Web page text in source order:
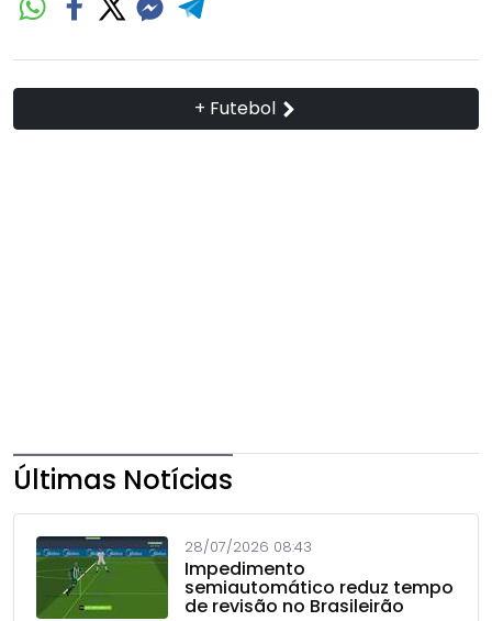
+ Futebol
Últimas Notícias
28/07/2026 08:43
Impedimento
semiautomático reduz tempo
de revisão no Brasileirão